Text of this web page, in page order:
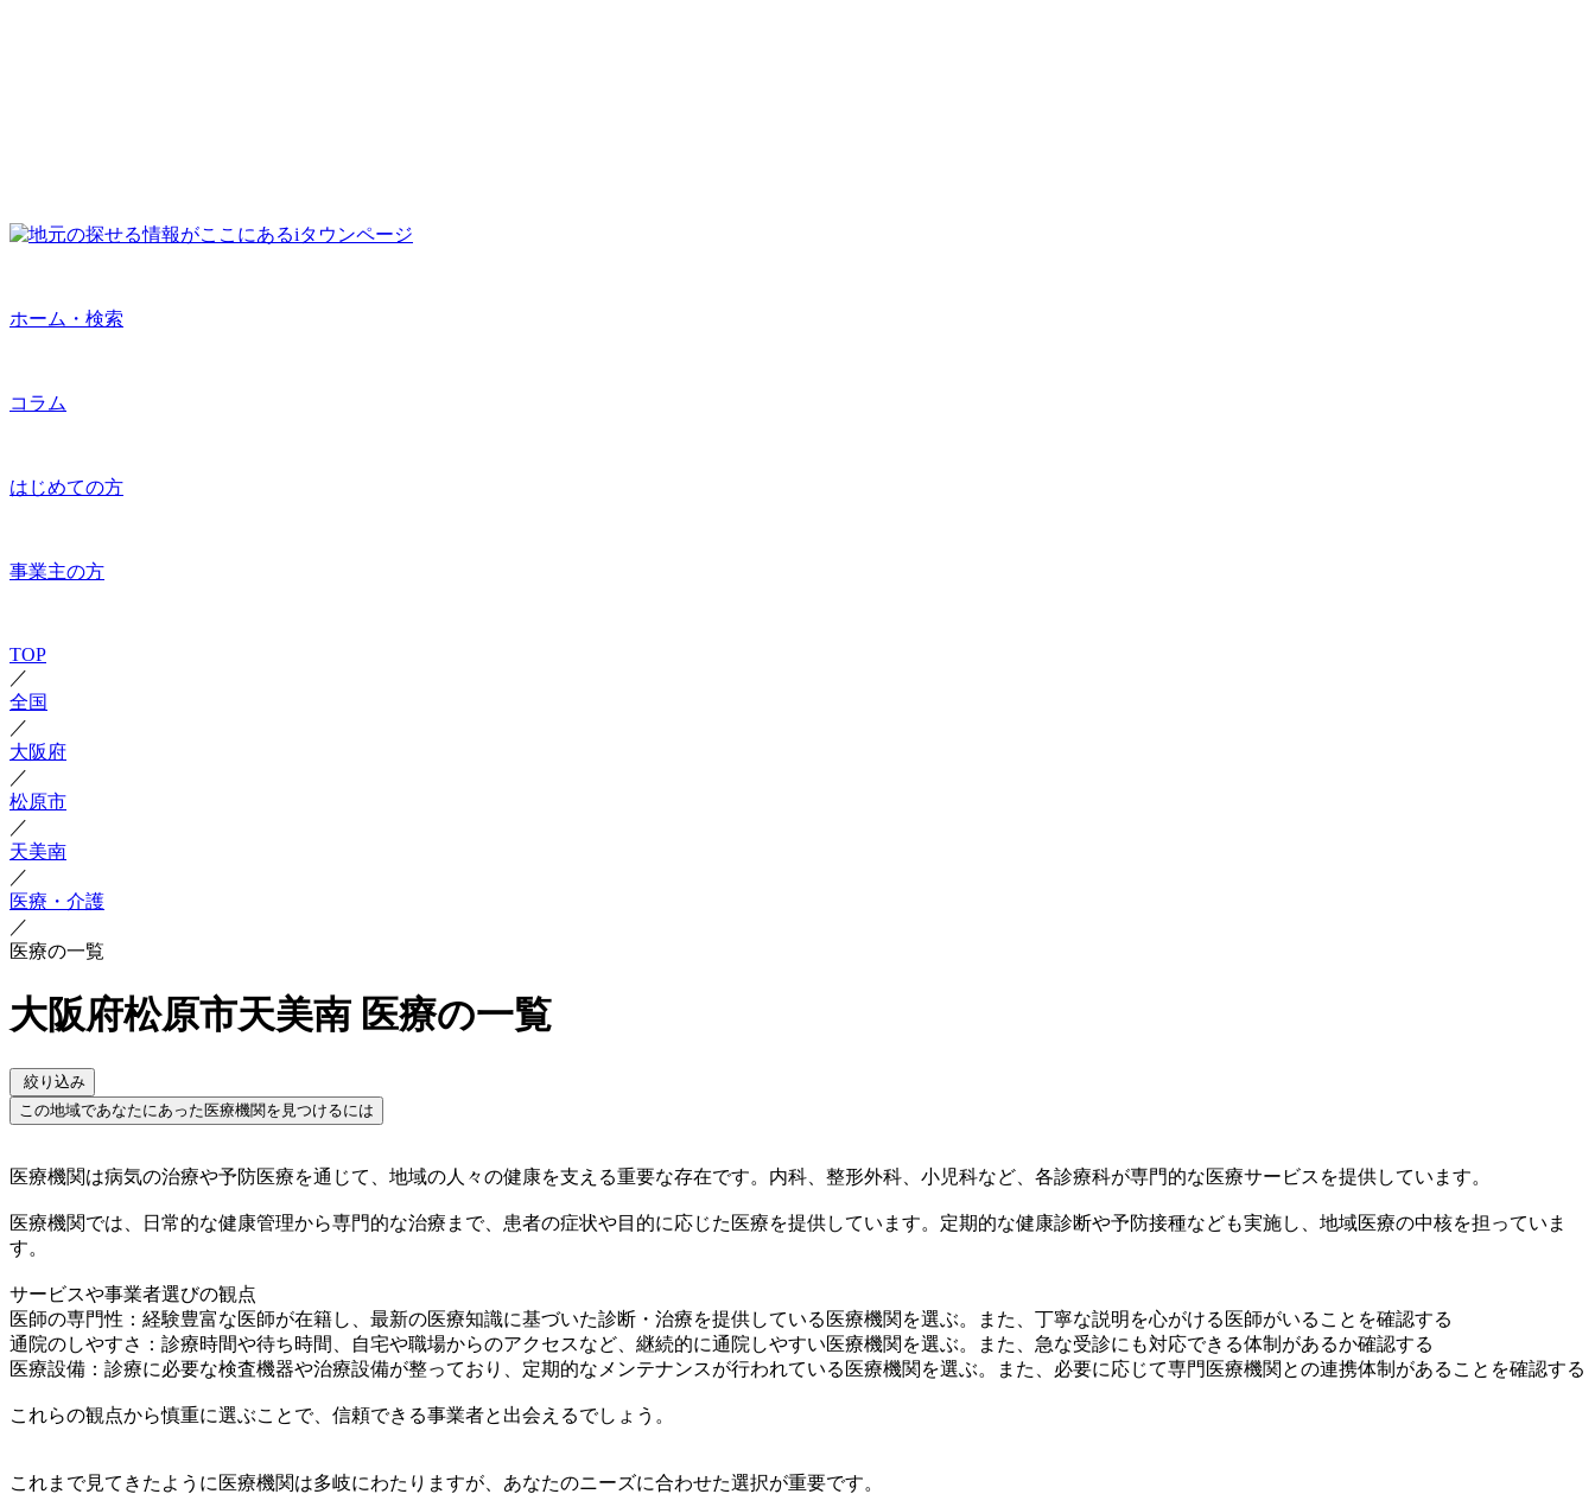
ホーム・検索
コラム
はじめての方
事業主の方
TOP
／
全国
／
大阪府
／
松原市
／
天美南
／
医療・介護
／
医療の一覧
大阪府松原市天美南 医療の一覧
絞り込み
この地域であなたにあった医療機関を見つけるには
医療機関は病気の治療や予防医療を通じて、地域の人々の健康を支える重要な存在です。内科、整形外科、小児科など、各診療科が専門的な医療サービスを提供しています。
医療機関では、日常的な健康管理から専門的な治療まで、患者の症状や目的に応じた医療を提供しています。定期的な健康診断や予防接種なども実施し、地域医療の中核を担っていま
す。
サービスや事業者選びの観点
医師の専門性：経験豊富な医師が在籍し、最新の医療知識に基づいた診断・治療を提供している医療機関を選ぶ。また、丁寧な説明を心がける医師がいることを確認する
通院のしやすさ：診療時間や待ち時間、自宅や職場からのアクセスなど、継続的に通院しやすい医療機関を選ぶ。また、急な受診にも対応できる体制があるか確認する
医療設備：診療に必要な検査機器や治療設備が整っており、定期的なメンテナンスが行われている医療機関を選ぶ。また、必要に応じて専門医療機関との連携体制があることを確認する
これらの観点から慎重に選ぶことで、信頼できる事業者と出会えるでしょう。
これまで見てきたように医療機関は多岐にわたりますが、あなたのニーズに合わせた選択が重要です。